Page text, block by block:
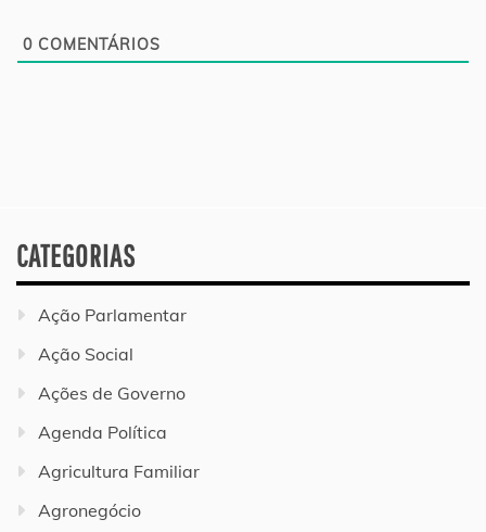
0 COMENTÁRIOS
CATEGORIAS
Ação Parlamentar
Ação Social
Ações de Governo
Agenda Política
Agricultura Familiar
Agronegócio